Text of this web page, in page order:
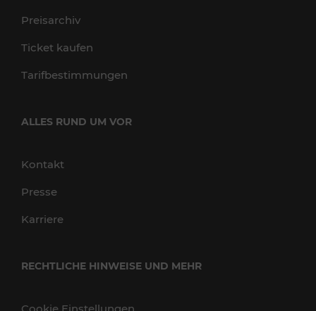
Preisarchiv
Ticket kaufen
Tarifbestimmungen
ALLES RUND UM VOR
Kontakt
Presse
Karriere
RECHTLICHE HINWEISE UND MEHR